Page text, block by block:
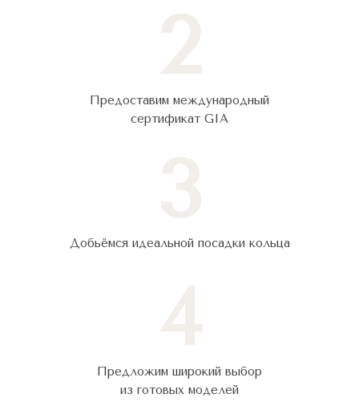
Предоставим международный
сертификат GIA
Добьёмся идеальной посадки кольца
Предложим широкий выбор
из готовых моделей